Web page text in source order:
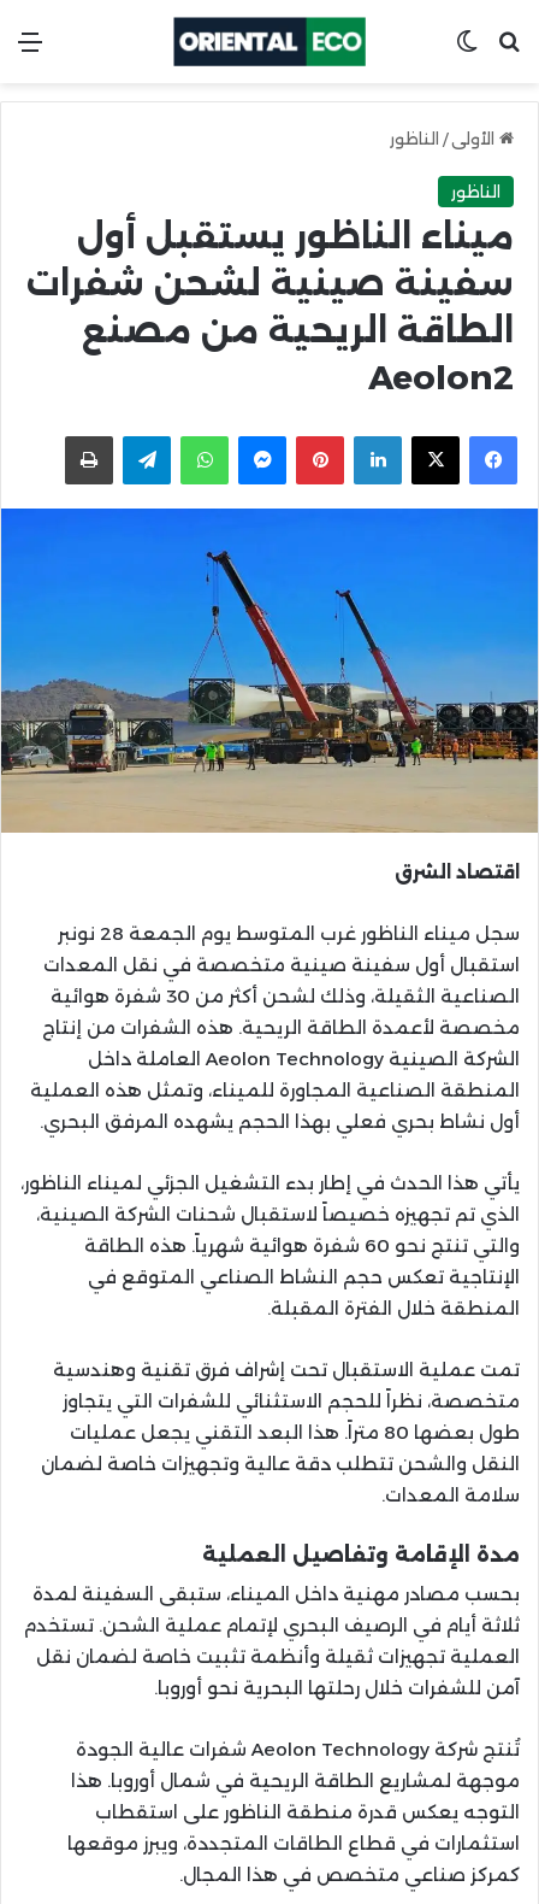
ابحث عنSwitch skin
الأولى / الناظور
الناظور
ميناء الناظور يستقبل أول
سفينة صينية لشحن شفرات
الطاقة الريحية من مصنع
Aeolon2
Facebook
X
LinkedIn
Pinterest
Messenger
WhatsApp
Telegramاطبعها
اقتصاد الشرق
سجل ميناء الناظور غرب المتوسط يوم الجمعة 28 نونبر
استقبال أول سفينة صينية متخصصة في نقل المعدات
الصناعية الثقيلة، وذلك لشحن أكثر من 30 شفرة هوائية
مخصصة لأعمدة الطاقة الريحية. هذه الشفرات من إنتاج
الشركة الصينية Aeolon Technology العاملة داخل
المنطقة الصناعية المجاورة للميناء، وتمثل هذه العملية
أول نشاط بحري فعلي بهذا الحجم يشهده المرفق البحري.
يأتي هذا الحدث في إطار بدء التشغيل الجزئي لميناء الناظور،
الذي تم تجهيزه خصيصاً لاستقبال شحنات الشركة الصينية،
والتي تنتج نحو 60 شفرة هوائية شهرياً. هذه الطاقة
الإنتاجية تعكس حجم النشاط الصناعي المتوقع في
المنطقة خلال الفترة المقبلة.
تمت عملية الاستقبال تحت إشراف فرق تقنية وهندسية
متخصصة، نظراً للحجم الاستثنائي للشفرات التي يتجاوز
طول بعضها 80 متراً. هذا البعد التقني يجعل عمليات
النقل والشحن تتطلب دقة عالية وتجهيزات خاصة لضمان
سلامة المعدات.
مدة الإقامة وتفاصيل العملية
بحسب مصادر مهنية داخل الميناء، ستبقى السفينة لمدة
ثلاثة أيام في الرصيف البحري لإتمام عملية الشحن. تستخدم
العملية تجهيزات ثقيلة وأنظمة تثبيت خاصة لضمان نقل
آمن للشفرات خلال رحلتها البحرية نحو أوروبا.
تُنتج شركة Aeolon Technology شفرات عالية الجودة
موجهة لمشاريع الطاقة الريحية في شمال أوروبا. هذا
التوجه يعكس قدرة منطقة الناظور على استقطاب
استثمارات في قطاع الطاقات المتجددة، ويبرز موقعها
كمركز صناعي متخصص في هذا المجال.